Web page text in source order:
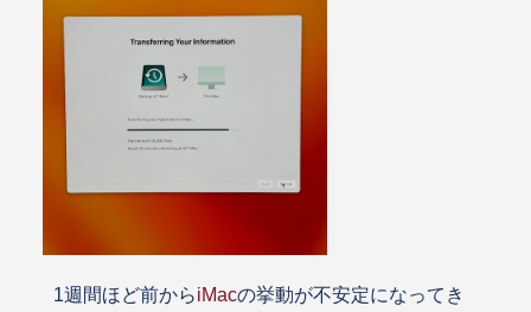
1週間ほど前からiMacの挙動が不安定になってき